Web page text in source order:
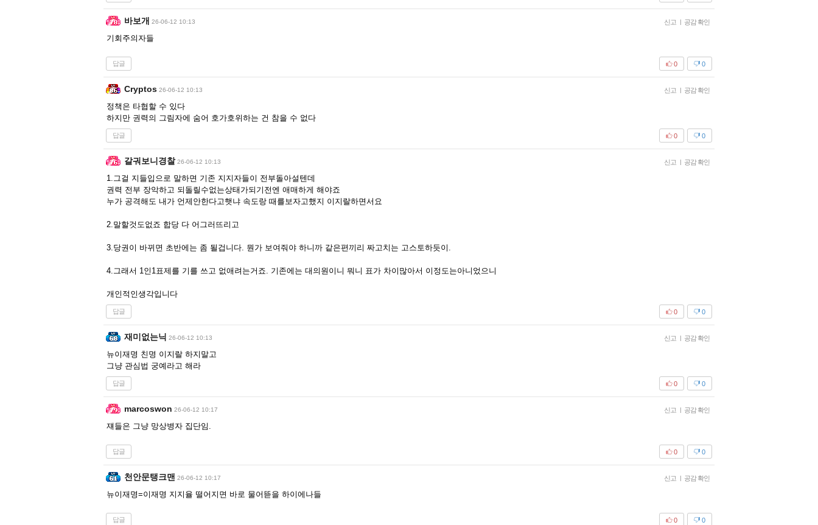
바보개 26-06-12 10:13 신고 | 공감 확인
기회주의자들
답글 0
0
Cryptos 26-06-12 10:13 신고 | 공감 확인
정책은 타협할 수 있다
하지만 권력의 그림자에 숨어 호가호위하는 건 참을 수 없다
답글 0
0
갈궈보니경찰 26-06-12 10:13 신고 | 공감 확인
1.그걸 지들입으로 말하면 기존 지지자들이 전부돌아설텐데
권력 전부 장악하고 되돌릴수없는상태가되기전엔 애매하게 해야죠
누가 공격해도 내가 언제안한다고햇냐 속도랑 때를보자고했지 이지랄하면서요
2.말할것도없죠 합당 다 어그러뜨리고
3.당권이 바뀌면 초반에는 좀 될겁니다. 뭔가 보여줘야 하니까 같은편끼리 짜고치는 고스토하듯이.
4.그래서 1인1표제를 기를 쓰고 없애려는거죠. 기존에는 대의원이니 뭐니 표가 차이많아서 이정도는아니었으니
개인적인생각입니다
답글 0
0
재미없는닉 26-06-12 10:13 신고 | 공감 확인
뉴이재명 친명 이지랄 하지말고
그냥 관심법 궁예라고 해라
답글 0
0
marcoswon 26-06-12 10:17 신고 | 공감 확인
쟤들은 그냥 망상병자 집단임.
답글 0
0
천안문탱크맨 26-06-12 10:17 신고 | 공감 확인
뉴이재명=이재명 지지율 떨어지면 바로 물어뜯을 하이에나들
답글 0
0